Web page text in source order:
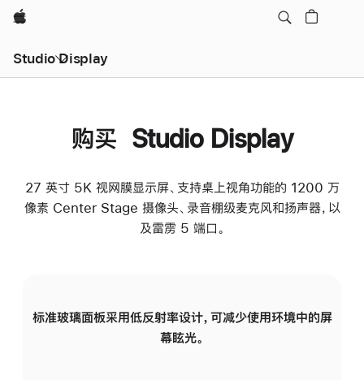
Apple
Studio Display
购买 Studio Display
27 英寸 5K 视网膜显示屏、支持桌上视角功能的 1200 万
像素 Center Stage 摄像头、录音棚级麦克风和扬声器，以
及雷雳 5 端口。
标准玻璃面板采用低反射率设计，可减少使用环境中的屏
幕眩光。